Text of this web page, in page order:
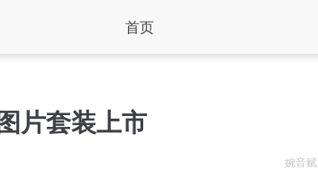
首页
片套装上市
婉音赋